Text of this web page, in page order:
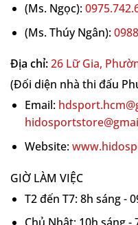
(Ms. Ngọc):
(Ms. Thúy Ngân):
Địa chỉ:26 Lữ Gia,
(Đối diện nhà thi đấu
Email:
Website:
GIỜ LÀM VIỆC
T2 đến T7: 8h sáng -